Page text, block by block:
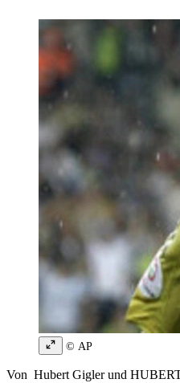
© AP
Von Hubert Giglerund